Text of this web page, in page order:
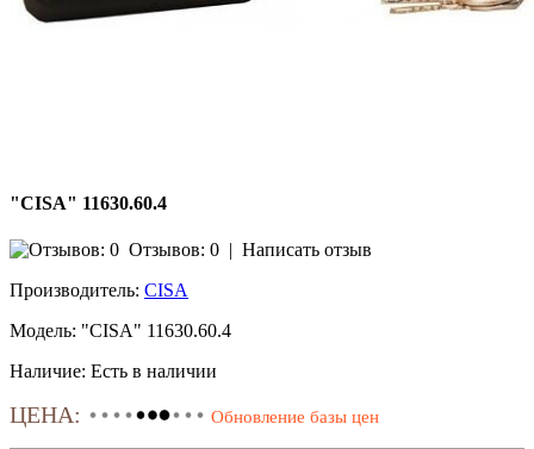
"CISA" 11630.60.4
Отзывов: 0 | Написать отзыв
Производитель: CISA
Модель: "CISA" 11630.60.4
Наличие: Есть в наличии
ЦЕНА: Обновление базы цен